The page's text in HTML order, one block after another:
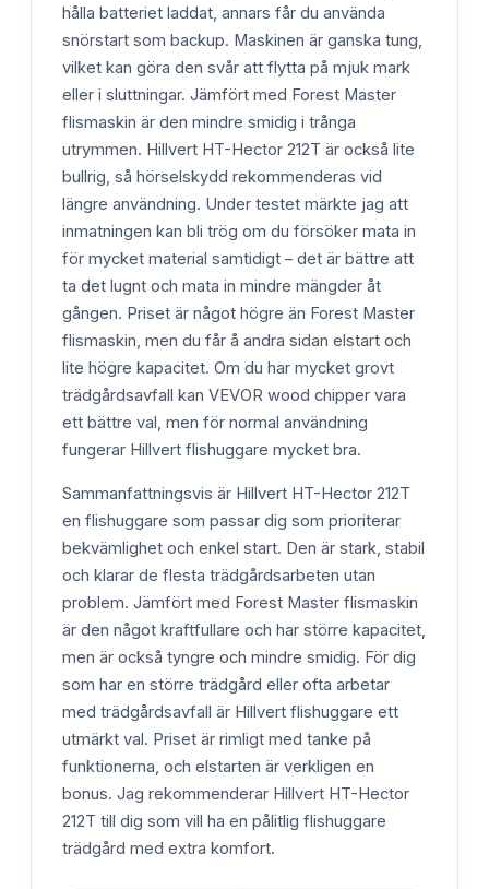
hålla batteriet laddat, annars får du använda
snörstart som backup. Maskinen är ganska tung,
vilket kan göra den svår att flytta på mjuk mark
eller i sluttningar. Jämfört med Forest Master
flismaskin är den mindre smidig i trånga
utrymmen. Hillvert HT-Hector 212T är också lite
bullrig, så hörselskydd rekommenderas vid
längre användning. Under testet märkte jag att
inmatningen kan bli trög om du försöker mata in
för mycket material samtidigt – det är bättre att
ta det lugnt och mata in mindre mängder åt
gången. Priset är något högre än Forest Master
flismaskin, men du får å andra sidan elstart och
lite högre kapacitet. Om du har mycket grovt
trädgårdsavfall kan VEVOR wood chipper vara
ett bättre val, men för normal användning
fungerar Hillvert flishuggare mycket bra.
Sammanfattningsvis är Hillvert HT-Hector 212T
en flishuggare som passar dig som prioriterar
bekvämlighet och enkel start. Den är stark, stabil
och klarar de flesta trädgårdsarbeten utan
problem. Jämfört med Forest Master flismaskin
är den något kraftfullare och har större kapacitet,
men är också tyngre och mindre smidig. För dig
som har en större trädgård eller ofta arbetar
med trädgårdsavfall är Hillvert flishuggare ett
utmärkt val. Priset är rimligt med tanke på
funktionerna, och elstarten är verkligen en
bonus. Jag rekommenderar Hillvert HT-Hector
212T till dig som vill ha en pålitlig flishuggare
trädgård med extra komfort.